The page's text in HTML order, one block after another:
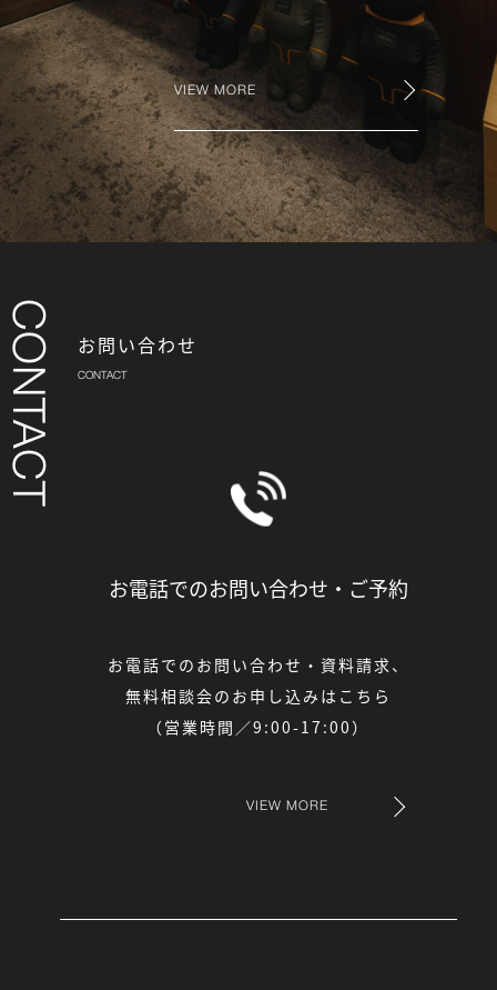
VIEW MORE
お問い合わせ
お電話でのお問い合わせ・ ご予約
お電話でのお問い合わせ・資料請求、
無料相談会のお申し込みはこちら
（営業時間／9:00-17:00）
VIEW MORE